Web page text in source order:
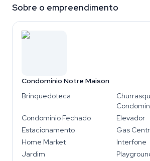
Sobre o empreendimento
Condomínio Notre Maison
Brinquedoteca
Condominio Fechado
Elevador
Estacionamento
Gas
Home Market
Interfone
Jardim